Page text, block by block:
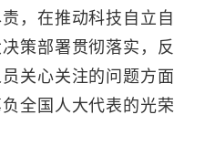
，在推动科技自立自
策部署贯彻落实，反
关心关注的问题方面
全国人大代表的光荣